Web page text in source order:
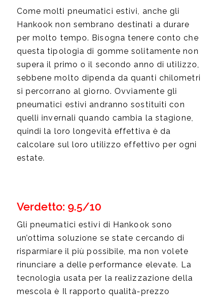
Come molti pneumatici estivi, anche gli
Hankook non sembrano destinati a durare
per molto tempo. Bisogna tenere conto che
questa tipologia di gomme solitamente non
supera il primo o il secondo anno di utilizzo,
sebbene molto dipenda da quanti chilometri
si percorrano al giorno. Ovviamente gli
pneumatici estivi andranno sostituiti con
quelli invernali quando cambia la stagione,
quindi la loro longevità effettiva è da
calcolare sul loro utilizzo effettivo per ogni
estate.
Verdetto: 9.5/10
Gli pneumatici estivi di Hankook sono
un’ottima soluzione se state cercando di
risparmiare il più possibile, ma non volete
rinunciare a delle performance elevate. La
tecnologia usata per la realizzazione della
mescola è Il rapporto qualità-prezzo